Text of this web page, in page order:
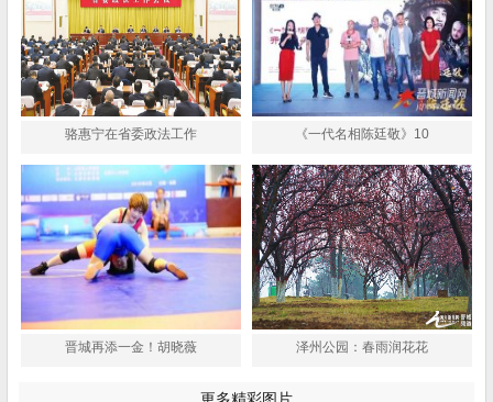
骆惠宁在省委政法工作 《一代名相陈廷敬》10
晋城再添一金！胡晓薇 泽州公园：春雨润花花